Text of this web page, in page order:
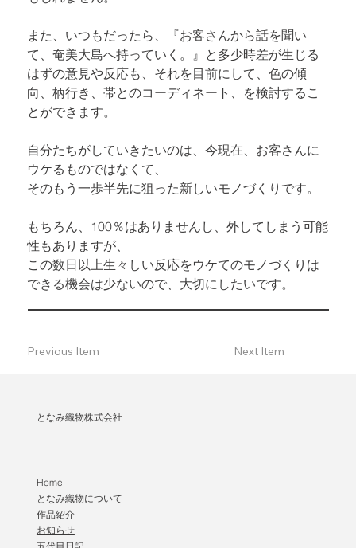
また、いつもだったら、『お客さんから話を聞い
て、奄美大島へ持っていく。』と多少時差が生じる
はずの意見や反応も、それを目前にして、色の傾
向、柄行き、帯とのコーディネート、を検討するこ
とができます。
自分たちがしていきたいのは、今現在、お客さんに
ウケるものではなくて、
そのもう一歩半先に狙った新しいモノづくりです。
もちろん、100％はありませんし、外してしまう可能
性もありますが、
この数日以上生々しい反応をウケてのモノづくりは
できる機会は少ないので、大切にしたいです。
Next Item
Previous Item
となみ織物株式会社
Home
となみ織物について
作品紹介
​お知らせ